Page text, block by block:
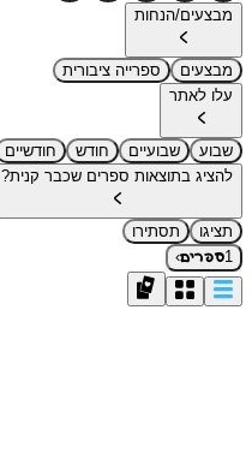
מבצעים/הנחות
מבצעים
ספרייה ציבורית
עלו לאתר
שבוע שבועיים חודש
חודשיים
להציג בתוצאות ספרים שכבר קנית?
תציגו
תסתירו
1ספרים›